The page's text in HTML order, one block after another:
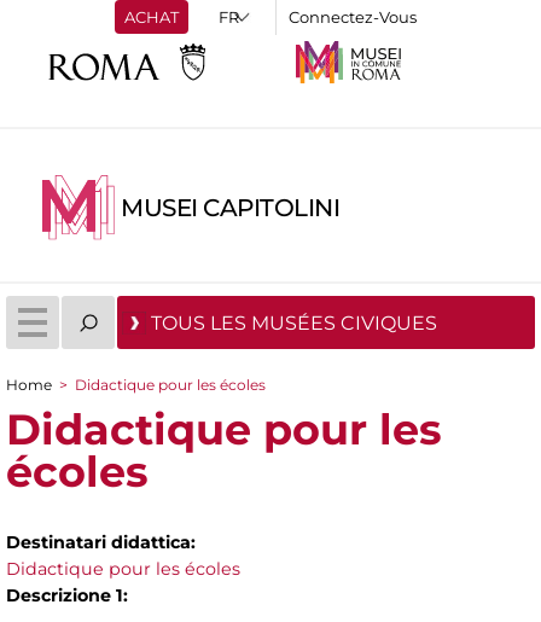
ACHAT Connectez-Vous
MUSEI CAPITOLINI
TOUS LES MUSÉES CIVIQUES
You are here
Home > Didactique pour les écoles
Didactique pour les
écoles
Destinatari didattica:
Didactique pour les écoles
Descrizione 1: